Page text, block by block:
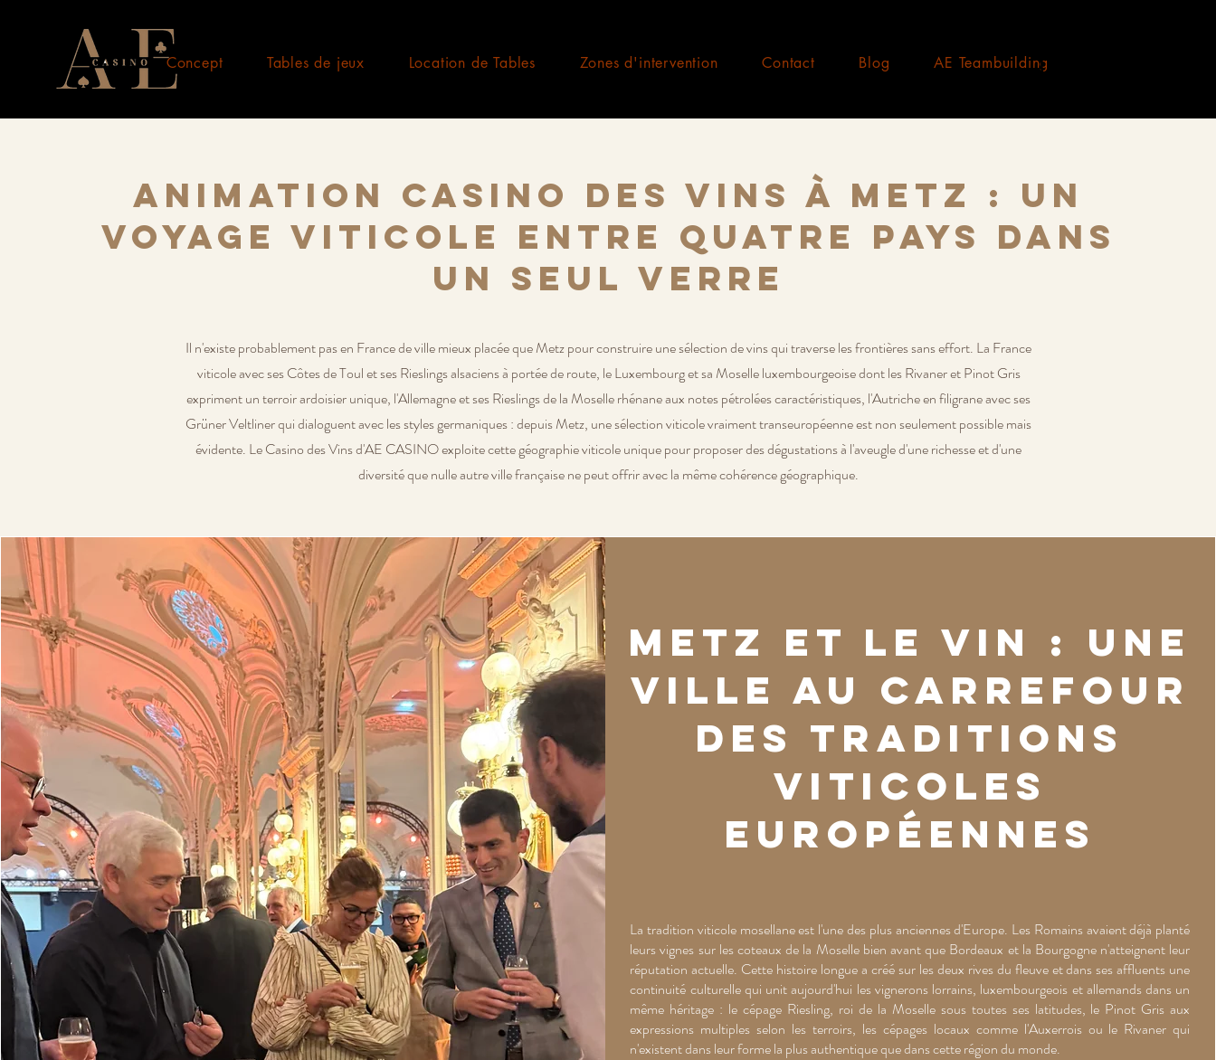
Concept Tables de jeux Location de Tables Zones d'intervention Contact Blog AE Teambuilding
Animation Casino des Vins à Metz : un
voyage viticole entre quatre pays dans
un seul verre
Il n'existe probablement pas en France de ville mieux placée que Metz pour construire une sélection de vins qui traverse les frontières sans effort. La France
viticole avec ses Côtes de Toul et ses Rieslings alsaciens à portée de route, le Luxembourg et sa Moselle luxembourgeoise dont les Rivaner et Pinot Gris
expriment un terroir ardoisier unique, l'Allemagne et ses Rieslings de la Moselle rhénane aux notes pétrolées caractéristiques, l'Autriche en filigrane avec ses
Grüner Veltliner qui dialoguent avec les styles germaniques : depuis Metz, une sélection viticole vraiment transeuropéenne est non seulement possible mais
évidente. Le Casino des Vins d'AE CASINO exploite cette géographie viticole unique pour proposer des dégustations à l'aveugle d'une richesse et d'une
diversité que nulle autre ville française ne peut offrir avec la même cohérence géographique.
Metz et le vin : une
ville au carrefour
des traditions
viticoles
européennes
La tradition viticole mosellane est l'une des plus anciennes d'Europe. Les Romains avaient déjà planté
leurs vignes sur les coteaux de la Moselle bien avant que Bordeaux et la Bourgogne n'atteignent leur
réputation actuelle. Cette histoire longue a créé sur les deux rives du fleuve et dans ses affluents une
continuité culturelle qui unit aujourd'hui les vignerons lorrains, luxembourgeois et allemands dans un
même héritage : le cépage Riesling, roi de la Moselle sous toutes ses latitudes, le Pinot Gris aux
expressions multiples selon les terroirs, les cépages locaux comme l'Auxerrois ou le Rivaner qui
n'existent dans leur forme la plus authentique que dans cette région du monde.